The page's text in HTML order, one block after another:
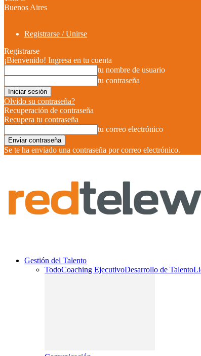
Buenos Aires
Registrarse / Unirse
Registrarse
¡Bienvenido! Ingresa en tu cuenta
tu nombre de usuario
tu contraseña
Olvido su contraseña?
Recuperación de contraseña
Recupera tu contraseña
tu correo electrónico
Se te ha enviado una contraseña por correo electrónico.
Gestión del Talento
TodoCoaching EjecutivoDesarrollo de Talento